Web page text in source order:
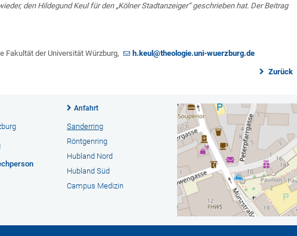
den Hildegund Keul für den „Kölner Stadtanzeiger“ geschrieben hat. Der Beitrag
Fakultät der Universität Würzburg, h.keul@theologie.uni-wuerzburg.de
Zurück
Anfahrt
Sanderring
Röntgenring
Hubland Nord
Hubland Süd
Campus Medizin